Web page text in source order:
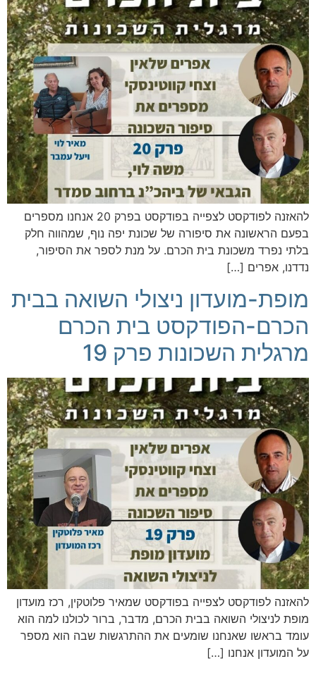
להאזנה לפודקסט לצפייה בפודקסט בפרק 20 אנחנו מספרים
בפעם הראשונה את סיפורה של שכונת יפה נוף, שמהווה חלק
בלתי נפרד משכונת בית הכרם. על מנת לספר את הסיפור,
נדדנו, אפרים […]
מופת-מועדון ניצולי השואה בבית
הכרם-הפודקסט בית הכרם
מרגלית השכונות פרק 19
להאזנה לפודקסט לצפייה בפודקסט שמאיר פלוטקין, רכז מועדון
מופת לניצולי השואה בבית הכרם, מדבר, ברור לכולנו למה הוא
עומד בראשו שאנחנו שומעים את ההתרגשות שבה הוא מספר
על המועדון אנחנו […]